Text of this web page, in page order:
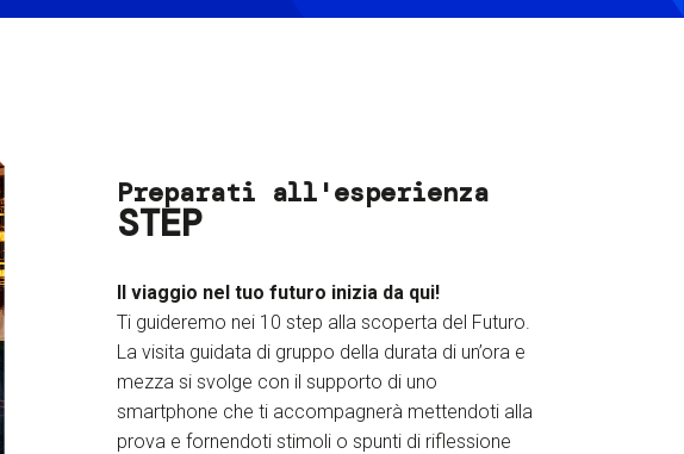
Preparati all'esperienza
STEP
Il viaggio nel tuo futuro inizia da qui!
Ti guideremo nei 10 step alla scoperta del Futuro.
La visita guidata di gruppo della durata di un’ora e
mezza si svolge con il supporto di uno
smartphone che ti accompagnerà mettendoti alla
prova e fornendoti stimoli o spunti di riflessione